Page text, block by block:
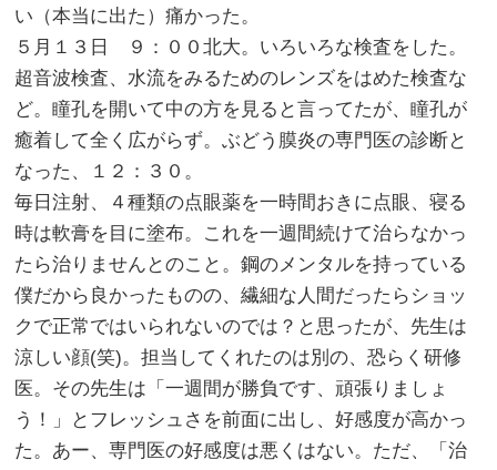
い（本当に出た）痛かった。
５月１３日 ９：００北大。いろいろな検査をした。
超音波検査、水流をみるためのレンズをはめた検査な
ど。瞳孔を開いて中の方を見ると言ってたが、瞳孔が
癒着して全く広がらず。ぶどう膜炎の専門医の診断と
なった、１２：３０。
毎日注射、４種類の点眼薬を一時間おきに点眼、寝る
時は軟膏を目に塗布。これを一週間続けて治らなかっ
たら治りませんとのこと。鋼のメンタルを持っている
僕だから良かったものの、繊細な人間だったらショッ
クで正常ではいられないのでは？と思ったが、先生は
涼しい顔(笑)。担当してくれたのは別の、恐らく研修
医。その先生は「一週間が勝負です、頑張りましょ
う！」とフレッシュさを前面に出し、好感度が高かっ
た。あー、専門医の好感度は悪くはない。ただ、「治